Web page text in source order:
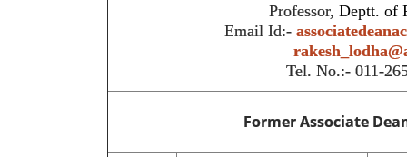
Professor,Deptt. of
Email Id:-
Tel. No.:- 011-
Former Associate